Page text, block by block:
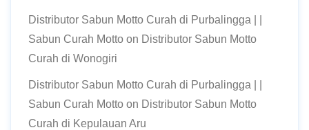
Distributor Sabun Motto Curah di Purbalingga | |
Sabun Curah Motto on Distributor Sabun Motto
Curah di Wonogiri
Distributor Sabun Motto Curah di Purbalingga | |
Sabun Curah Motto on Distributor Sabun Motto
Curah di Kepulauan Aru